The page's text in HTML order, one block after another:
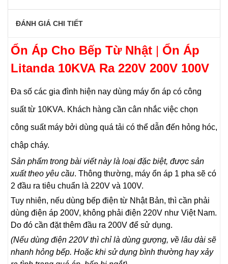
ĐÁNH GIÁ CHI TIẾT
Ổn Áp Cho Bếp Từ Nhật | Ổn Áp
Litanda 10KVA Ra 220V 200V 100V
Đa số các gia đình hiện nay dùng máy ổn áp có công
suất từ 10KVA. Khách hàng cần cân nhắc việc chọn
công suất máy bởi dùng quá tải có thể dẫn đến hỏng hóc,
chập cháy.
Sản phẩm trong bài viết này là loại đặc biệt, được sản
xuất theo yêu cầu. Thông thường, máy ổn áp 1 pha sẽ có
2 đầu ra tiêu chuẩn là 220V và 100V.
Tuy nhiên, nếu dùng bếp điện từ Nhật Bản, thì cần phải
dùng điện áp 200V, không phải điện 220V như Việt Nam.
Do đó cần đặt thêm đầu ra 200V để sử dụng.
(Nếu dùng điện 220V thì chỉ là dùng gượng, về lâu dài sẽ
nhanh hỏng bếp. Hoặc khi sử dụng bình thường hay xảy